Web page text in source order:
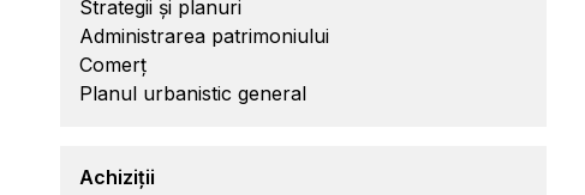
Strategii și planuri
Administrarea patrimoniului
Comerț
Planul urbanistic general
Achiziții